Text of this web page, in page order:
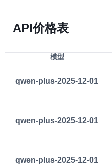
API价格表
模型
qwen-plus-2025-12-01
qwen-plus-2025-12-01
qwen-plus-2025-12-01